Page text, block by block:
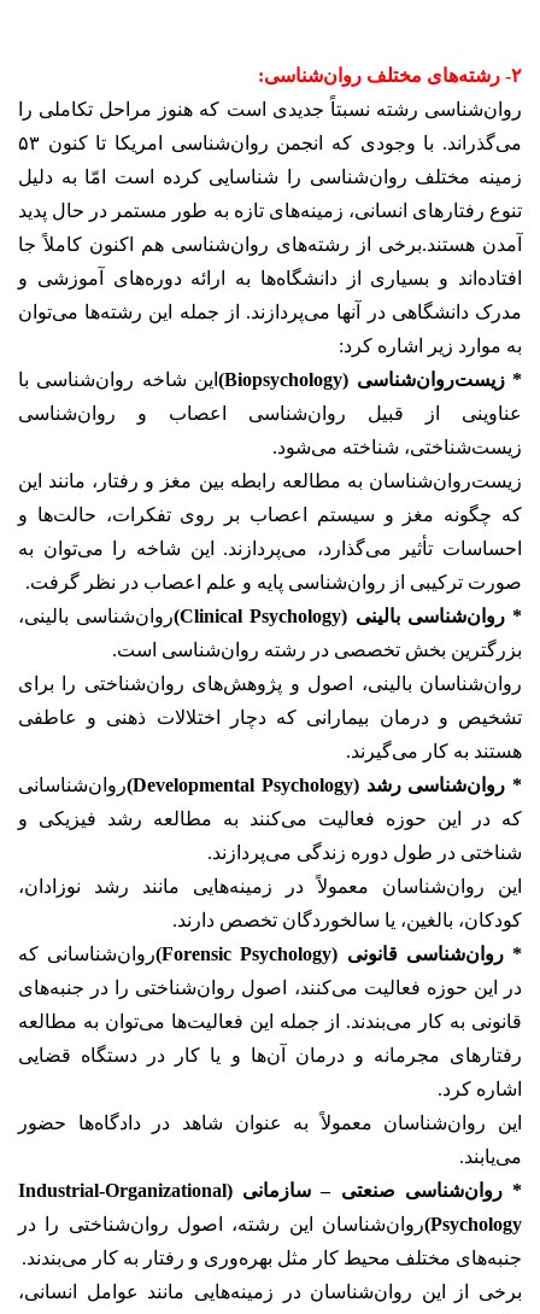
۲- رشته‌های مختلف روان‌شناسی:
روان‌شناسی رشته نسبتاً جدیدی است که هنوز مراحل تکاملی را
می‌گذراند. با وجودی که انجمن روان‌شناسی امریکا تا کنون ۵۳
زمینه مختلف روان‌شناسی را شناسایی کرده است امّا به دلیل
تنوع رفتارهای انسانی، زمینه‌های تازه به طور مستمر در حال پدید
آمدن هستند.برخی از رشته‌های روان‌شناسی هم اکنون کاملاً جا
افتاده‌اند و بسیاری از دانشگاه‌ها به ارائه دوره‌های آموزشی و
مدرک دانشگاهی در آنها می‌پردازند. از جمله این رشته‌ها می‌توان
به موارد زیر اشاره کرد:
* زیست‌روان‌شناسی (Biopsychology)
این شاخه روان‌شناسی با
عناوینی از قبیل روان‌شناسی اعصاب و روان‌شناسی
زیست‌شناختی، شناخته می‌شود.
زیست‌روان‌شناسان به مطالعه رابطه بین مغز و رفتار، مانند این
که چگونه مغز و سیستم اعصاب بر روی تفکرات، حالت‌ها و
احساسات تأثیر می‌گذارد، می‌پردازند. این شاخه را می‌توان به
صورت ترکیبی از روان‌شناسی پایه و علم اعصاب در نظر گرفت.
* روان‌شناسی بالینی (Clinical Psychology)
روان‌شناسی بالینی،
بزرگترین بخش تخصصی در رشته روان‌شناسی است.
روان‌شناسان بالینی، اصول و پژوهش‌های روان‌شناختی را برای
تشخیص و درمان بیمارانی که دچار اختلالات ذهنی و عاطفی
هستند به کار می‌گیرند.
* روان‌شناسی رشد (Developmental Psychology)
روان‌شناسانی
که در این حوزه فعالیت می‌کنند به مطالعه رشد فیزیکی و
شناختی در طول دوره زندگی می‌پردازند.
این روان‌شناسان معمولاً در زمینه‌هایی مانند رشد نوزادان،
کودکان، بالغین، یا سالخوردگان تخصص دارند.
* روان‌شناسی قانونی (Forensic Psychology)
روان‌شناسانی که
در این حوزه فعالیت می‌کنند، اصول روان‌شناختی را در جنبه‌های
قانونی به کار می‌بندند. از جمله این فعالیت‌ها می‌توان به مطالعه
رفتارهای مجرمانه و درمان آن‌ها و یا کار در دستگاه قضایی
اشاره کرد.
این روان‌شناسان معمولاً به عنوان شاهد در دادگاه‌ها حضور
می‌یابند.
* روان‌شناسی صنعتی – سازمانی (Industrial-Organizational
Psychology) روان‌شناسان این رشته، اصول روان‌شناختی را در
جنبه‌های مختلف محیط کار مثل بهره‌وری و رفتار به کار می‌بندند.
برخی از این روان‌شناسان در زمینه‌هایی مانند عوامل انسانی،